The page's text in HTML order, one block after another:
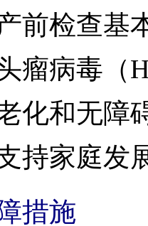
前检查基
瘤病毒（
化和无障
持家庭发
措施